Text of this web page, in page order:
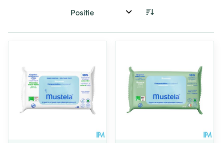
Sorteer op: